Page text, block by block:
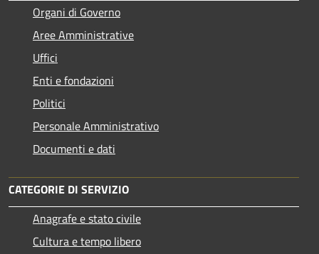
Organi di Governo
Aree Amministrative
Uffici
Enti e fondazioni
Politici
Personale Amministrativo
Documenti e dati
CATEGORIE DI SERVIZIO
Anagrafe e stato civile
Cultura e tempo libero